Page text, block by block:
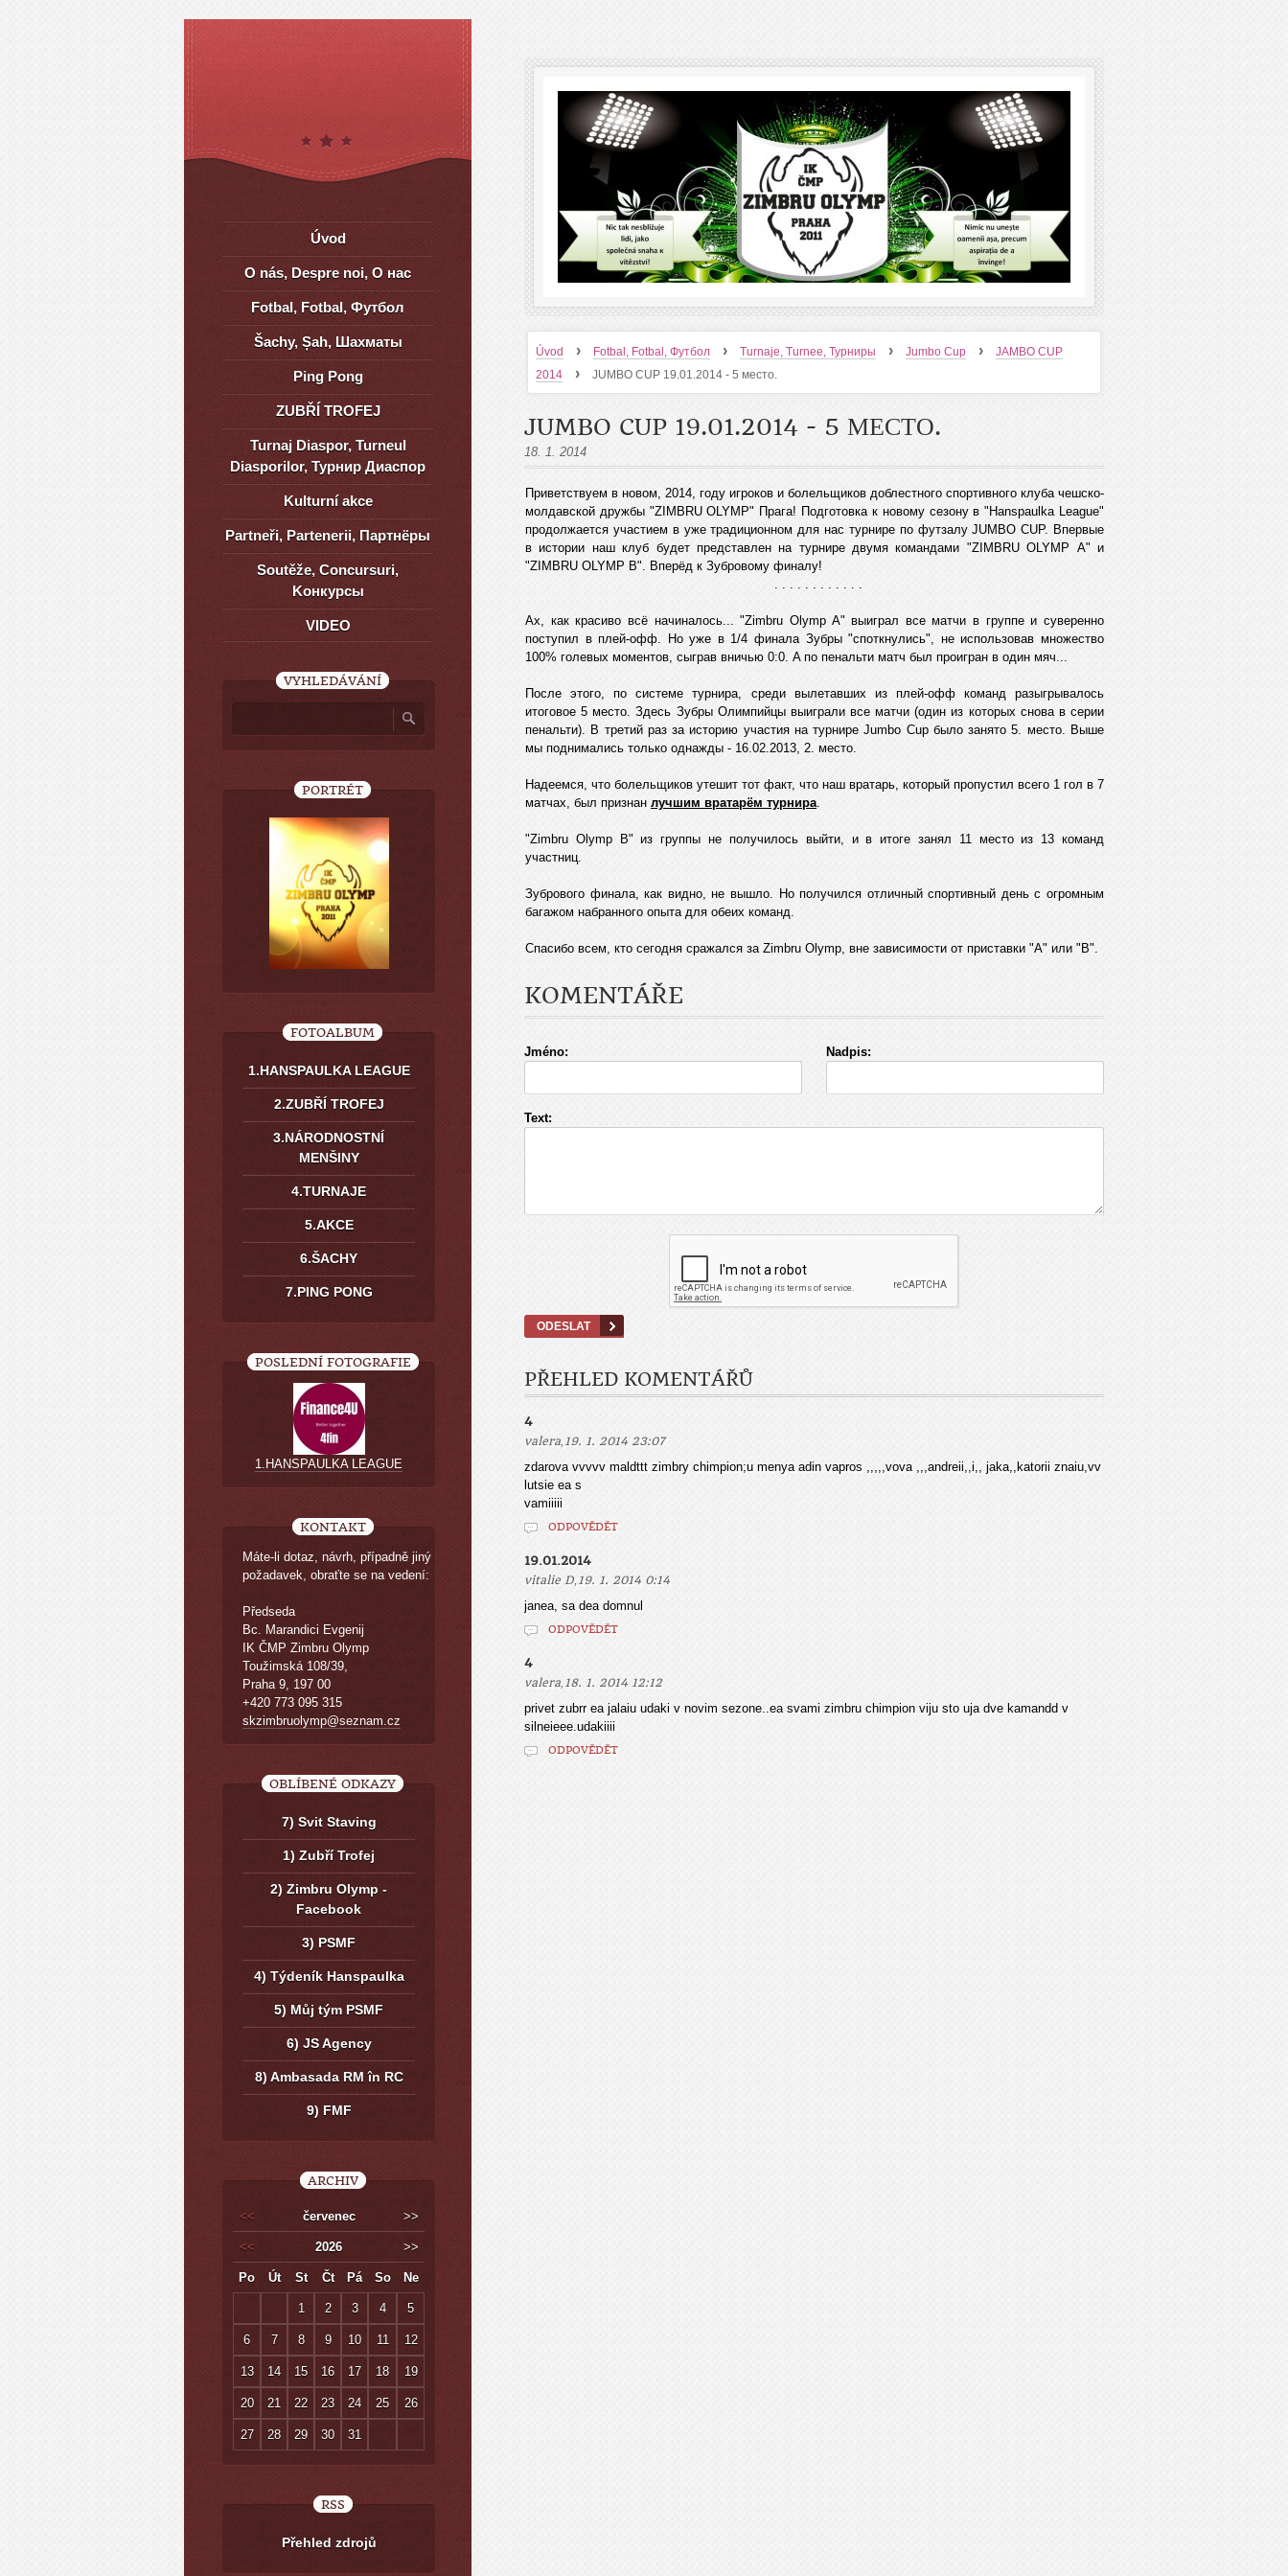
Úvod › Fotbal, Fotbal, Футбол › Turnaje, Turnee, Турниры › Jumbo Cup ›
JAMBO CUP
2014
› JUMBO CUP 19.01.2014 - 5 место.
JUMBO CUP 19.01.2014 - 5 МЕСТО.
18. 1. 2014
Приветствуем в новом, 2014, году игроков и болельщиков доблестного спортивного клуба чешско-
молдавской дружбы "ZIMBRU OLYMP" Прага! Подготовка к новому сезону в "Hanspaulka Leaguе"
продолжается участием в уже традиционном для нас турнире по футзалу JUMBO CUP. Впервые
в истории наш клуб будет представлен на турнире двумя командами "ZIMBRU OLYMP А" и
"ZIMBRU OLYMP B". Вперёд к Зубровому финалу!
. . . . . . . . . . . .
Ах, как красиво всё начиналось... "Zimbru Olymp A" выиграл все матчи в группе и суверенно
поступил в плей-офф. Но уже в 1/4 финала Зубры "споткнулись", не использовав множество
100% голевых моментов, сыграв вничью 0:0. A по пенальти матч был проигран в один мяч...
После этого, по системе турнира, среди вылетaвших из плей-офф команд разыгрывалось
итоговое 5 место. Здесь Зубры Олимпийцы выиграли все матчи (один из которых снова в серии
пенальти). В третий раз за историю участия на турнире Jumbo Cup было занято 5. место. Выше
мы поднимались только однажды - 16.02.2013, 2. место.
Надеемся, что болельщиков утешит тот факт, что наш вратарь, который пропустил всего 1 гол в 7
матчах, был признан лучшим вратарём турнира.
"Zimbru Olymp B" из группы не получилось выйти, и в итоге занял 11 место из 13 команд
участниц.
Зубрового финала, как видно, не вышло. Но получился отличный спортивный день с огромным
багажом набранного опыта для обеих команд.
Спасибо всем, кто сегодня сражался за Zimbru Olymp, вне зависимости от приставки "А" или "B".
KOMENTÁŘE
Jméno: Nadpis:
Text:
PŘEHLED KOMENTÁŘŮ
4
valera, 19. 1. 2014 23:07
zdarova vvvvv maldttt zimbry chimpion;u menya adin vapros ,,,,,vova ,,,andreii,,i,, jaka,,katorii znaiu,vv
lutsie ea s
vamiiiii
ODPOVĚDĚT
19.01.2014
vitalie D, 19. 1. 2014 0:14
janea, sa dea domnul
ODPOVĚDĚT
4
valera, 18. 1. 2014 12:12
privet zubrr ea jalaiu udaki v novim sezone..ea svami zimbru chimpion viju sto uja dve kamandd v
silneieee.udakiiii
ODPOVĚDĚT
Úvod
O nás, Despre noi, О нас
Fotbal, Fotbal, Футбол
Šachy, Șah, Шахматы
Ping Pong
ZUBŘÍ TROFEJ
Turnaj Diaspor, Turneul
Diasporilor, Турнир Диаспор
Kulturní akce
Partneři, Partenerii, Партнёры
Soutěže, Concursuri,
Kонкурсы
VIDEO
VYHLEDÁVÁNÍ
PORTRÉT
FOTOALBUM
1.HANSPAULKA LEAGUE
2.ZUBŘÍ TROFEJ
3.NÁRODNOSTNÍ
MENŠINY
4.TURNAJE
5.AKCE
6.ŠACHY
7.PING PONG
POSLEDNÍ FOTOGRAFIE
1.HANSPAULKA LEAGUE
KONTAKT
Máte-li dotaz, návrh, případně jiný
požadavek, obraťte se na vedení:
Předseda
Bc. Marandici Evgenij
IK ČMP Zimbru Olymp
Toužimská 108/39,
Praha 9, 197 00
+420 773 095 315
skzimbruolymp@seznam.cz
OBLÍBENÉ ODKAZY
7) Svit Staving
1) Zubří Trofej
2) Zimbru Olymp -
Facebook
3) PSMF
4) Týdeník Hanspaulka
5) Můj tým PSMF
6) JS Agency
8) Ambasada RM în RC
9) FMF
ARCHIV
<< červenec >>
<< 2026 >>
Po Út St Čt Pá So Ne
1 2 3 4 5
6 7 8 9 10 11 12
13 14 15 16 17 18 19
20 21 22 23 24 25 26
27 28 29 30 31
RSS
Přehled zdrojů